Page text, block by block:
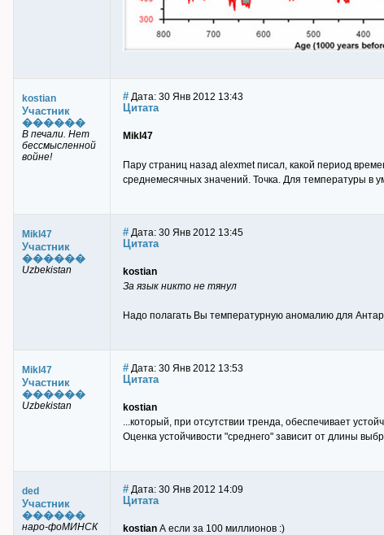
kostian
Участник
������
В печали. Нет
бессмысленной
войне!
# Дата: 30 Янв 2012 13:43
Цитата
Mikl47
Пару страниц назад alexmet писал, какой период
среднемесячных значений. Точка. Для температуры в
Mikl47
Участник
������
Uzbekistan
# Дата: 30 Янв 2012 13:45
Цитата
kostian
За язык никто не тянул
Надо полагать Вы температурную аномалию для
Mikl47
Участник
������
Uzbekistan
# Дата: 30 Янв 2012 13:53
Цитата
kostian
...который, при отсутствии тренда, обеспечивает
Оценка устойчивости "среднего" зависит от длины
ded
Участник
������
наро-фоМИНСК
# Дата: 30 Янв 2012 14:09
Цитата
kostian А если за 100 миллионов :)